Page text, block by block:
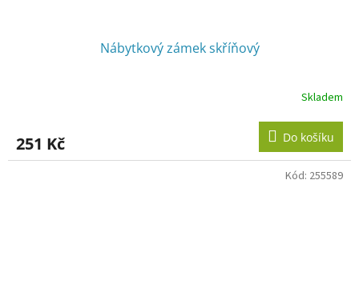
Nábytkový zámek skříňový
Skladem
251 Kč Do košíku
Kód: 255589